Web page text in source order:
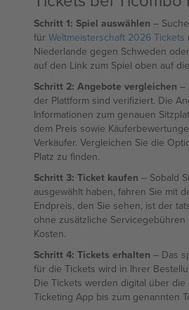
Schritt 1: Spiel auswählen –
für Weltmeisterschaft 2026 Tickets
Niederlande gegen Schweden
auf den Link zum Spiel oben auf
Schritt 2: Angebote vergleichen –
der Plattform sind verifiziert. Die
Informationen zum genauen
dem Preis sowie
Verkäufer. Vergleichen Sie die
Platz zu finden.
Schritt 3: Ticket kaufen – Sobald
ausgewählt haben, fahren Sie mit
Endpreis, den Sie sehen, ist der
ohne zusätzliche
Kosten.
Schritt 4: Tickets erhalten – Das
für die Tickets wird in Ihrer
Die Tickets werden digital über die
Ticketing App bis zum genannten